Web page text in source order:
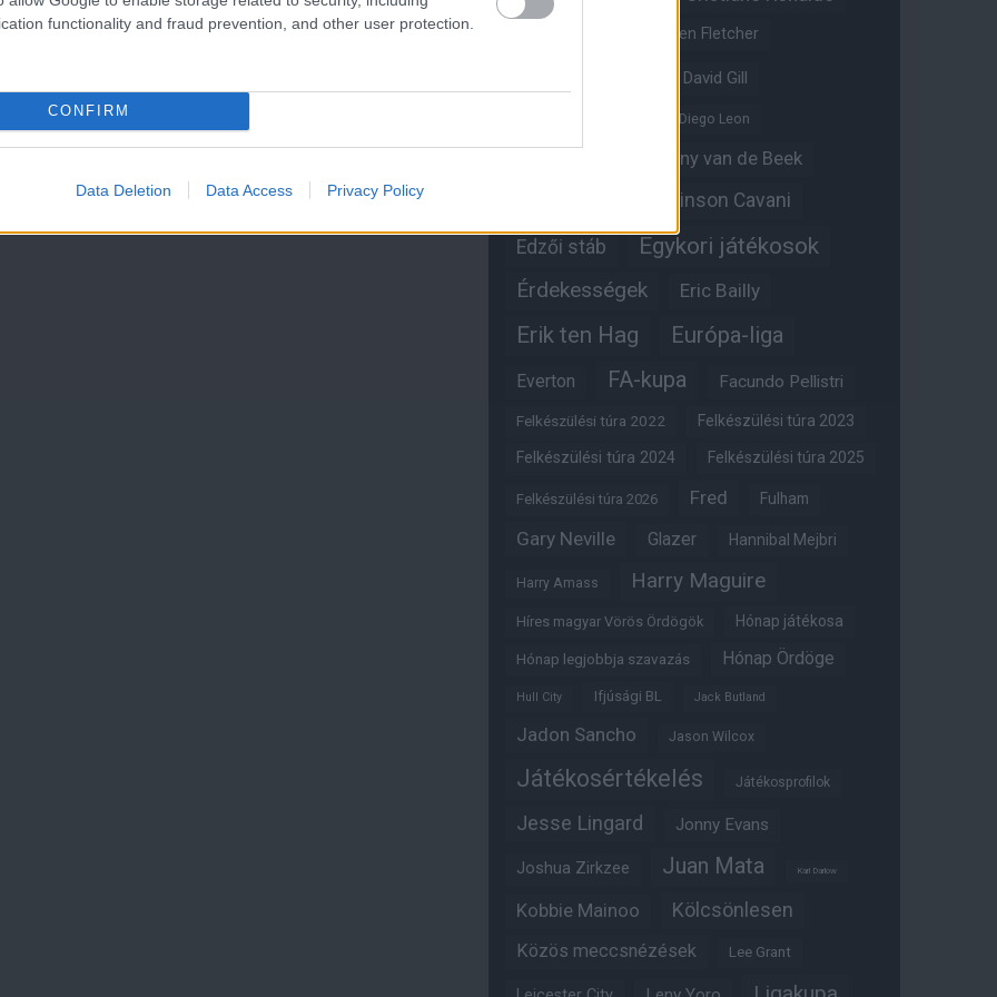
functionality and fraud prevention, and other user protection.
CONFIRM
Data Deletion Data Access Privacy Policy
Darren Fletcher
David Gill
Diego Leon
Donny van de Beek
Edinson Cavani
Edzői stáb Egykori játékosok
Érdekességek Eric Bailly
Erik ten Hag Európa-liga
Everton FA-kupa Facundo Pellistri
Felkészülési túra 2022 Felkészülési túra 2023
Felkészülési túra 2024 Felkészülési túra 2025
Felkészülési túra 2026 Fred Fulham
Gary Neville Glazer Hannibal Mejbri
Harry Amass Harry Maguire
Híres magyar Vörös Ördögök Hónap játékosa
Hónap legjobbja szavazás Hónap Ördöge
Hull City Ifjúsági BL Jack Butland
Jadon Sancho Jason Wilcox
Játékosértékelés Játékosprofilok
Jesse Lingard Jonny Evans
Joshua Zirkzee Juan Mata Karl Darlow
Kobbie Mainoo Kölcsönlesen
Közös meccsnézések Lee Grant